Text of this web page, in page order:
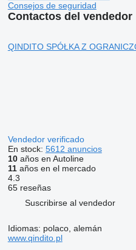
Consejos de seguridad
Contactos del vendedor
QINDITO SPÓŁKA Z
Vendedor verificado
En stock: 5612 anuncios
10años en Autoline
11años en el mercado
4.3
65 reseñas
Suscribirse al vendedor
Idiomas: polaco, alemán
www.qindito.pl